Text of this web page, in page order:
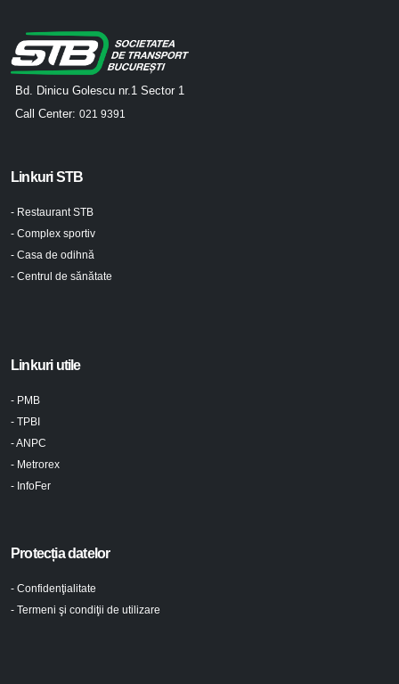
Bd. Dinicu Golescu nr.1 Sector 1
Call Center: 021 9391
Linkuri STB
- Restaurant STB
- Complex sportiv
- Casa de odihnă
- Centrul de sănătate
Linkuri utile
- PMB
- TPBI
- ANPC
- Metrorex
- InfoFer
Protecția datelor
- Confidenţialitate
- Termeni şi condiţii de utilizare